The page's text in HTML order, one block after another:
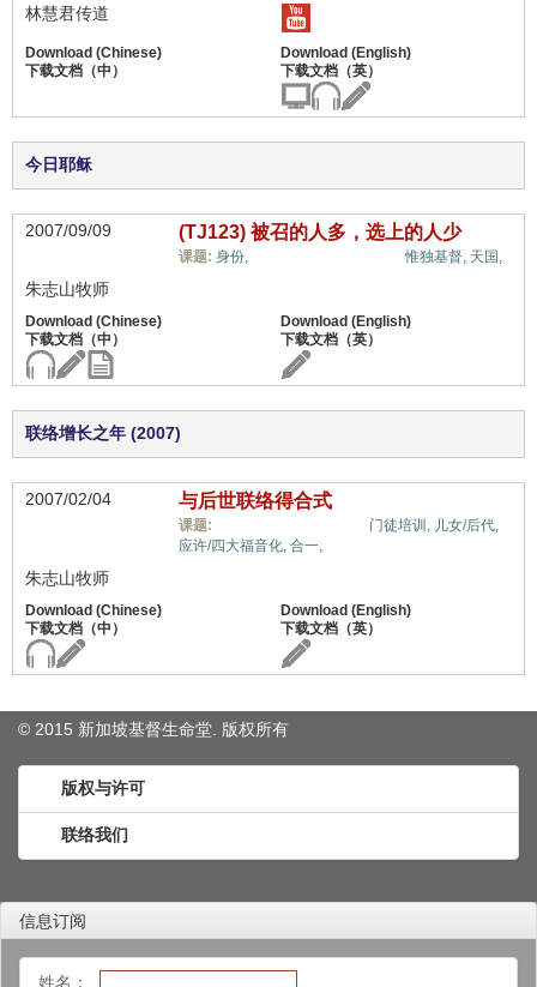
林慧君传道
今日耶稣
2007/09/09 (TJ123) 被召的人多，选上的人少
课题: 身份, 余民/青年/社青事工,惟独基督, 天国,
朱志山牧师
联络增长之年 (2007)
2007/02/04 与后世联络得合式
课题: 门徒培训, 儿女/后代,
应许/四大福音化, 合一,
朱志山牧师
© 2015 新加坡基督生命堂. 版权所有
版权与许可
联络我们
信息订阅
姓名：